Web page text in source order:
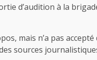
d’audition à la
mais n’a pas
sources